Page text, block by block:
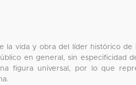
la vida y obra del líder histórico de
en general, sin especificidad
figura universal, por lo que